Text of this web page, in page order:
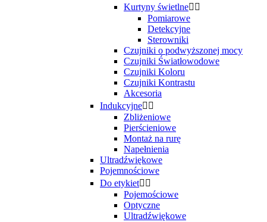
Kurtyny świetlne 
Pomiarowe
Detekcyjne
Sterowniki
Czujniki o podwyższonej mocy
Czujniki Światłowodowe
Czujniki Koloru
Czujniki Kontrastu
Akcesoria
Indukcyjne 
Zbliżeniowe
Pierścieniowe
Montaż na rurę
Napełnienia
Ultradźwiękowe
Pojemnościowe
Do etykiet 
Pojemościowe
Optyczne
Ultradźwiękowe